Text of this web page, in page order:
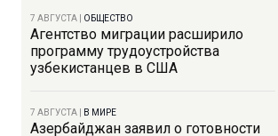
7 АВГУСТА ОБЩЕСТВО
Агентство миграции расширило
программу трудоустройства
узбекистанцев в США
7 АВГУСТА В МИРЕ
Азербайджан заявил о готовности